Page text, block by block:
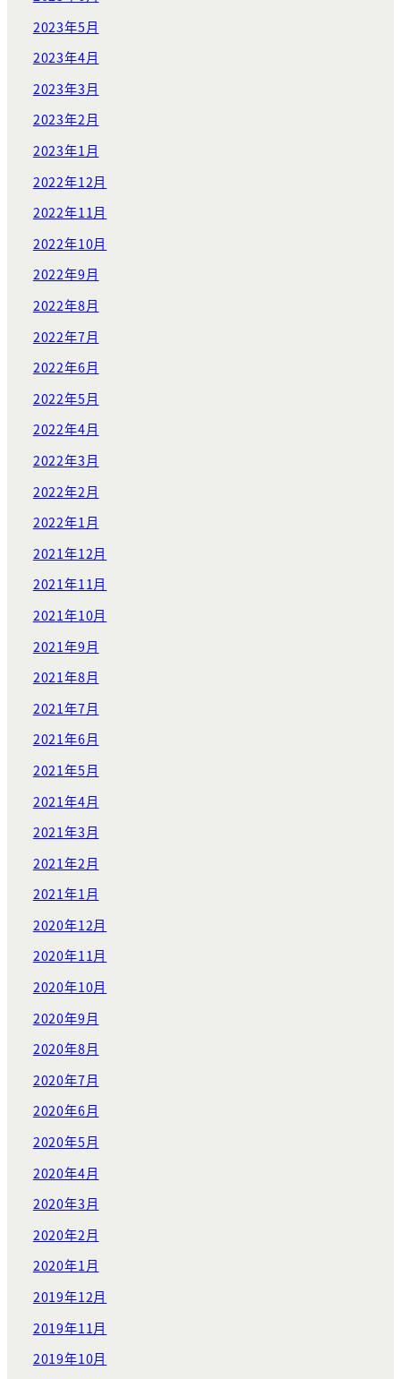
2023年5月
2023年4月
2023年3月
2023年2月
2023年1月
2022年12月
2022年11月
2022年10月
2022年9月
2022年8月
2022年7月
2022年6月
2022年5月
2022年4月
2022年3月
2022年2月
2022年1月
2021年12月
2021年11月
2021年10月
2021年9月
2021年8月
2021年7月
2021年6月
2021年5月
2021年4月
2021年3月
2021年2月
2021年1月
2020年12月
2020年11月
2020年10月
2020年9月
2020年8月
2020年7月
2020年6月
2020年5月
2020年4月
2020年3月
2020年2月
2020年1月
2019年12月
2019年11月
2019年10月